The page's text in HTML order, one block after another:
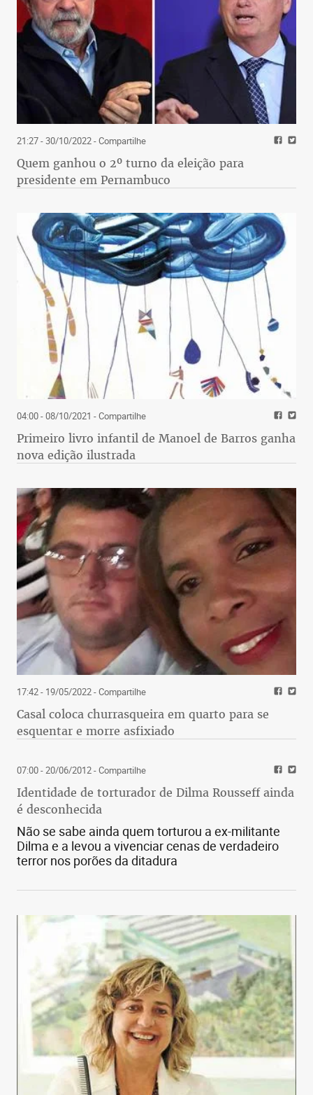
21:27 - 30/10/2022- Compartilhe
Quem ganhou o 2º turno da eleição para
presidente em Pernambuco
04:00 - 08/10/2021 - Compartilhe
Primeiro livro infantil de Manoel de Barros ganha
nova edição ilustrada
17:42 - 19/05/2022- Compartilhe
Casal coloca churrasqueira em quarto para se
esquentar e morre asfixiado
07:00 - 20/06/2012- Compartilhe
Identidade de torturador de Dilma Rousseff ainda
é desconhecida
Não se sabe ainda quem torturou a ex-militante
Dilma e a levou a vivenciar cenas de verdadeiro
terror nos porões da ditadura